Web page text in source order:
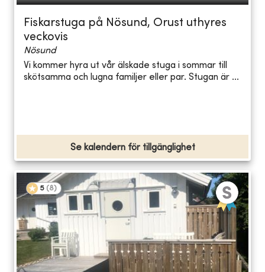
Fiskarstuga på Nösund, Orust uthyres
veckovis
Nösund
Vi kommer hyra ut vår älskade stuga i sommar till
skötsamma och lugna familjer eller par. Stugan är ...
Se kalendern för tillgänglighet
5 (8)